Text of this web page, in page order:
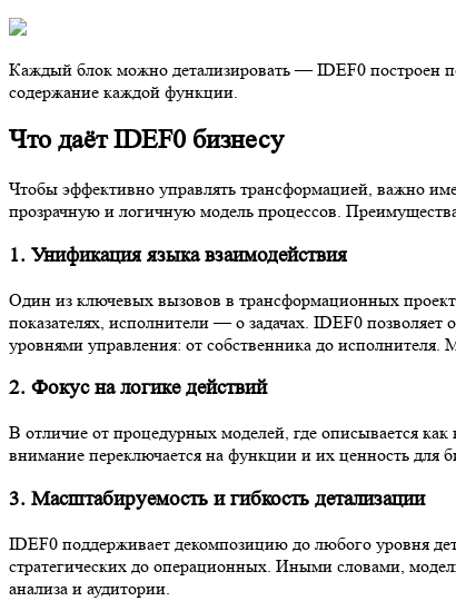
Каждый блок можно детализировать — IDEF0 построен
содержание каждой функции.
Что даёт IDEF0 бизнесу
Чтобы эффективно управлять трансформацией, важно
прозрачную и логичную модель процессов.
1. Унификация языка взаимодействия
Один из ключевых вызовов в трансформационных
показателях, исполнители — о задачах. IDEF0
уровнями управления: от собственника до исполнителя.
2. Фокус на логике действий
В отличие от процедурных моделей, где описывается
внимание переключается на функции и их ценность для
3. Масштабируемость и гибкость детализации
IDEF0 поддерживает декомпозицию до любого уровня
стратегических до операционных. Иными словами,
анализа и аудитории.